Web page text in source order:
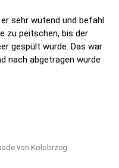
sehr wütend und befahl
zu peitschen, bis der
gespült wurde. Das war
nach abgetragen wurde
von Kołobrzeg